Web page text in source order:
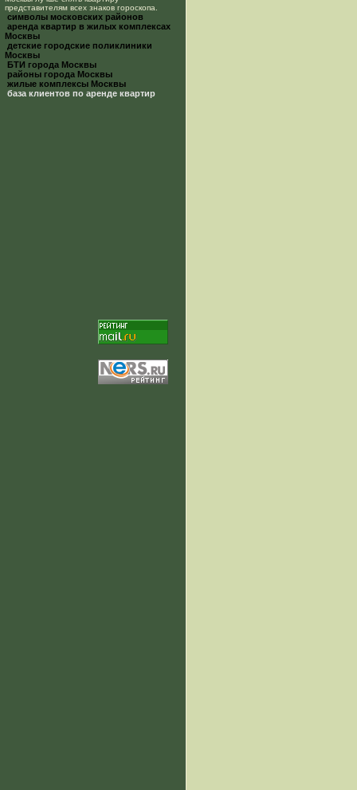
представителям всех знаков гороскопа.
cимволы московских районов
аренда квартир в жилых комплексах
Москвы
детские городские поликлиники
Москвы
БТИ города Москвы
районы города Москвы
жилые комплексы Москвы
база клиентов по аренде квартир